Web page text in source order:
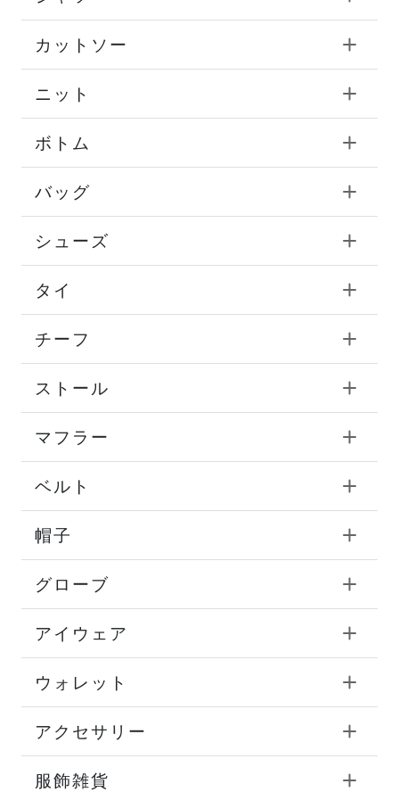
カットソー
ニット
ボトム
バッグ
シューズ
タイ
チーフ
ストール
マフラー
ベルト
帽子
グローブ
アイウェア
ウォレット
アクセサリー
服飾雑貨